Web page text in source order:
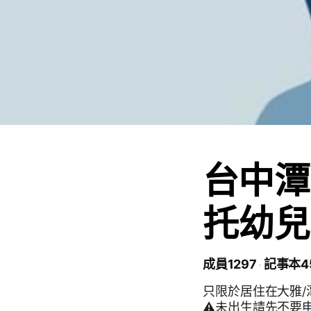
台中
托幼
成員1297 記事本
只限於居住在大雅
⚠️未出生請先不要